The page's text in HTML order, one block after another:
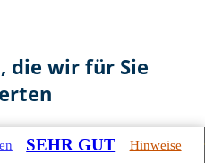
die wir für Sie
SEHR GUT Hinweise